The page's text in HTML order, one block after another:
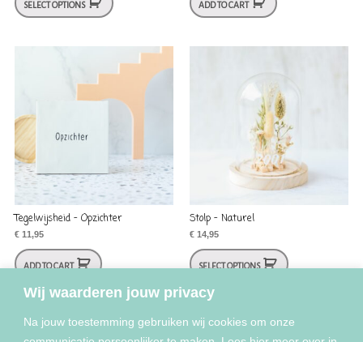
Wij waarderen jouw privacy
Na jouw toestemming gebruiken wij cookies om onze
SELECT OPTIONS ADD TO CART
Tegelwijsheid – Opzichter
€ 11,95
ADD TO CART
Stolp – Naturel
€ 14,95
SELECT OPTIONS